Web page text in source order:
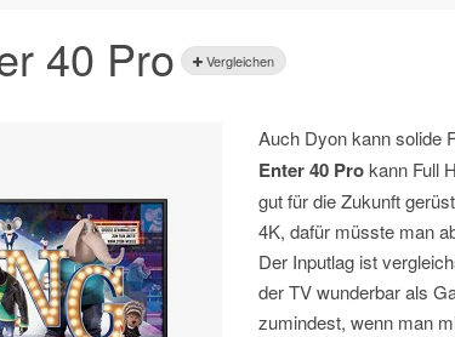
40 Pro Vergleichen
Auch Dyon kann solide
Enter 40 Prokann Full
gut für die Zukunft
4K, dafür müsste man
Der Inputlag ist
der TV wunderbar als
zumindest, wenn man